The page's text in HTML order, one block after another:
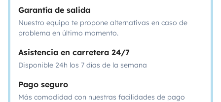
Garantía de salida
Nuestro equipo te propone alternativas en caso de
problema en último momento.
Asistencia en carretera 24/7
Disponible 24h los 7 días de la semana
Pago seguro
Más comodidad con nuestras facilidades de pago